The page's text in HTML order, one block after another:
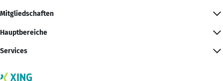
Mitgliedschaften
Hauptbereiche
Services